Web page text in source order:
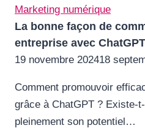
Marketing numérique
La bonne façon de
entreprise avec ChatGPT
19 novembre 202418
Comment promouvoir
grâce à ChatGPT ? Existe-
pleinement son potentiel…